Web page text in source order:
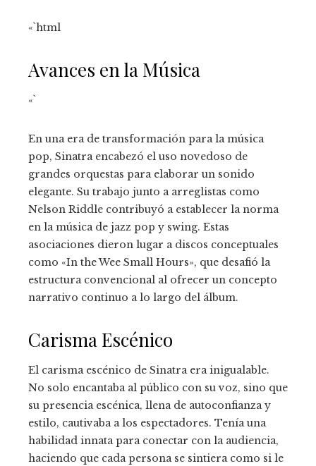
«`html
Avances en la Música
«`
En una era de transformación para la música
pop, Sinatra encabezó el uso novedoso de
grandes orquestas para elaborar un sonido
elegante. Su trabajo junto a arreglistas como
Nelson Riddle contribuyó a establecer la norma
en la música de jazz pop y swing. Estas
asociaciones dieron lugar a discos conceptuales
como «In the Wee Small Hours», que desafió la
estructura convencional al ofrecer un concepto
narrativo continuo a lo largo del álbum.
Carisma Escénico
El carisma escénico de Sinatra era inigualable.
No solo encantaba al público con su voz, sino que
su presencia escénica, llena de autoconfianza y
estilo, cautivaba a los espectadores. Tenía una
habilidad innata para conectar con la audiencia,
haciendo que cada persona se sintiera como si le